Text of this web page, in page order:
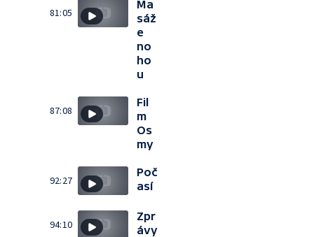
81:05
Ma
sáž
e
no
ho
u
87:08
Fil
m
Os
my
92:27
Poč
así
94:10
Zpr
ávy